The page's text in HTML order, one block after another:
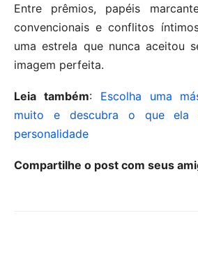
Entre prêmios, papéis
convencionais e conflitos
uma estrela que nunca aceitou
imagem perfeita.
Leia também: Escolha uma
muito e descubra o que ela
personalidade
Compartilhe o post com seus